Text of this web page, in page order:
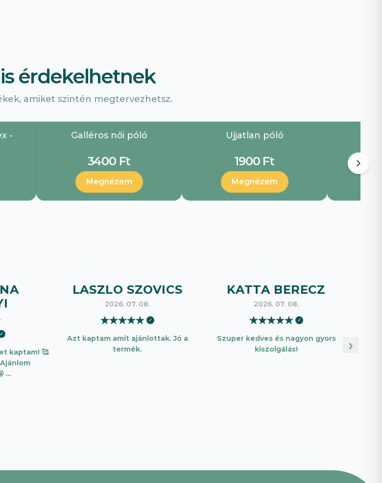
érdekelhetnek
amiket szintén megtervezhetsz.
-
Galléros női póló
3400 Ft
Megnézem
Ujjatlan póló
1900 Ft
Megnézem
✓
kaptam! 🥰
…
LASZLO SZOVICS
2026. 07. 08.
★★★★★ ✓
Azt kaptam amit ajánlottak. Jó a
termék.
KATTA BERECZ
2026. 07. 08.
★★★★★ ✓
Szuper kedves és nagyon gyors
kiszolgálás!
›